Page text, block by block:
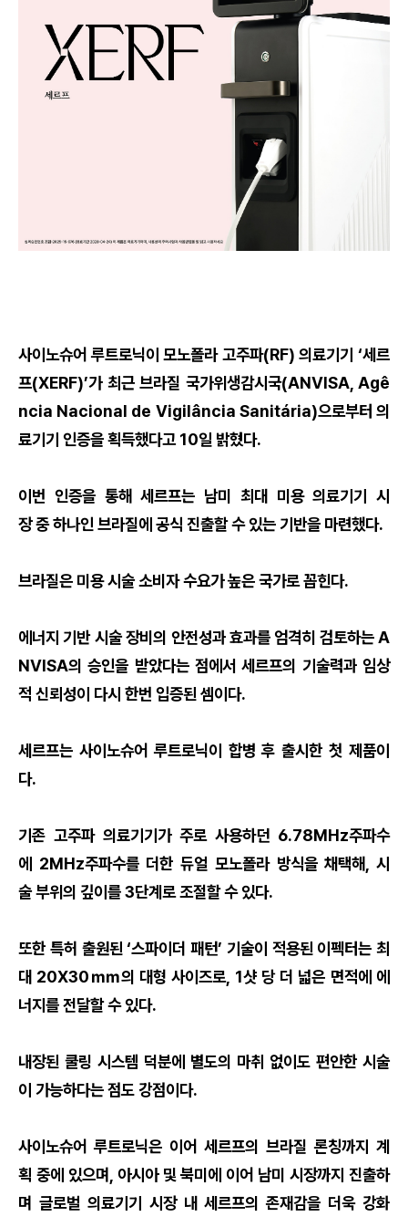
사이노슈어 루트로닉이 모노폴라 고주파(RF) 의료기기 ‘세르
프(XERF)’가 최근 브라질 국가위생감시국(ANVISA, Agê
ncia Nacional de Vigilância Sanitária)으로부터 의
료기기 인증을 획득했다고 10일 밝혔다.
이번 인증을 통해 세르프는 남미 최대 미용 의료기기 시
장 중 하나인 브라질에 공식 진출할 수 있는 기반을 마련했다.
브라질은 미용 시술 소비자 수요가 높은 국가로 꼽힌다.
에너지 기반 시술 장비의 안전성과 효과를 엄격히 검토하는 A
NVISA의 승인을 받았다는 점에서 세르프의 기술력과 임상
적 신뢰성이 다시 한번 입증된 셈이다.
세르프는 사이노슈어 루트로닉이 합병 후 출시한 첫 제품이
다.
기존 고주파 의료기기가 주로 사용하던 6.78MHz주파수
에 2MHz주파수를 더한 듀얼 모노폴라 방식을 채택해, 시
술 부위의 깊이를 3단계로 조절할 수 있다.
또한 특허 출원된 ‘스파이더 패턴’ 기술이 적용된 이펙터는 최
대 20X30㎜의 대형 사이즈로, 1샷 당 더 넓은 면적에 에
너지를 전달할 수 있다.
내장된 쿨링 시스템 덕분에 별도의 마취 없이도 편안한 시술
이 가능하다는 점도 강점이다.
사이노슈어 루트로닉은 이어 세르프의 브라질 론칭까지 계
획 중에 있으며, 아시아 및 북미에 이어 남미 시장까지 진출하
며 글로벌 의료기기 시장 내 세르프의 존재감을 더욱 강화